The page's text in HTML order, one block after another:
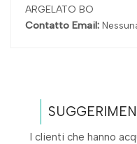
ARGELATO BO
Contatto Email:
I clienti che hanno